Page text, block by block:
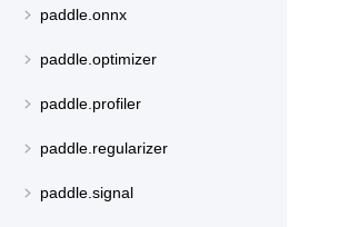
paddle.onnx
paddle.optimizer
paddle.profiler
paddle.regularizer
paddle.signal